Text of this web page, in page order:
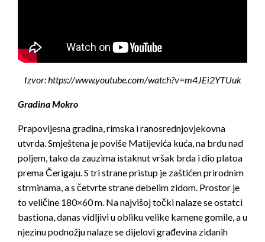
Izvor: https://www.youtube.com/watch?v=m4JEi2YTUuk
Gradina Mokro
Prapovijesna gradina, rimska i ranosrednjovjekovna
utvrda. Smještena je poviše Matijevića kuća, na brdu nad
poljem, tako da zauzima istaknut vršak brda i dio platoa
prema Čerigaju. S tri strane pristup je zaštićen prirodnim
strminama, a s četvrte strane debelim zidom. Prostor je
to veličine 180×60 m. Na najvišoj točki nalaze se ostatci
bastiona, danas vidljivi u obliku velike kamene gomile, a u
njezinu podnožju nalaze se dijelovi građevina zidanih